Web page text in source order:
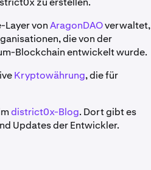
Layer vonAragonDAOverwaltet,
die von der
Blockchain entwickelt wurde.
Kryptowährung, die für
district0x-Blog. Dort gibt es
Updates der Entwickler.